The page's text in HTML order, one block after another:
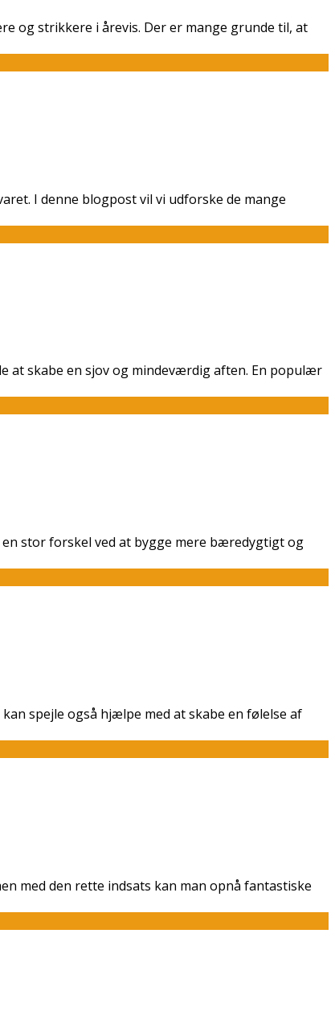
og strikkere i årevis. Der er mange grunde til, at
I denne blogpost vil vi udforske de mange
at skabe en sjov og mindeværdig aften. En populær
stor forskel ved at bygge mere bæredygtigt og
spejle også hjælpe med at skabe en følelse af
med den rette indsats kan man opnå fantastiske